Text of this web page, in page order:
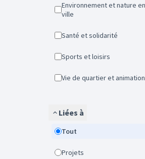
Environnement et nature en
ville
Santé et solidarité
Sports et loisirs
Vie de quartier et animation
Liées à
Tout
Projets